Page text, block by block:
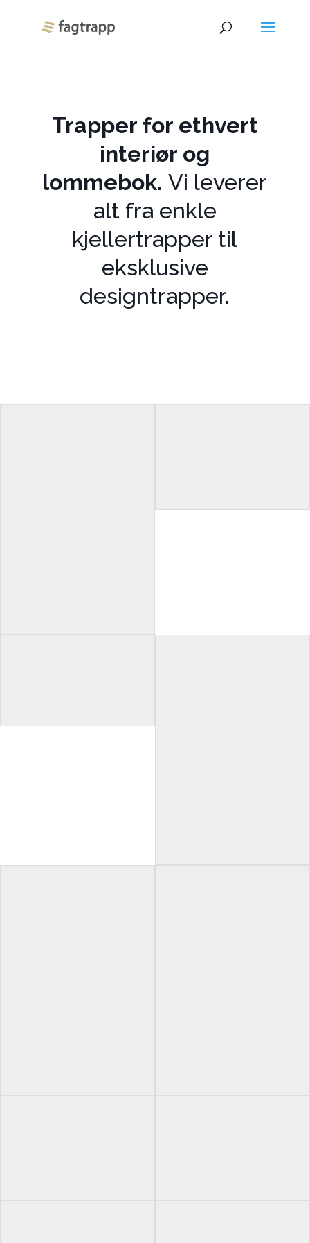
Trapper for ethvert
interiør og
lommebok. Vi leverer
alt fra enkle
kjellertrapper til
eksklusive
designtrapper.